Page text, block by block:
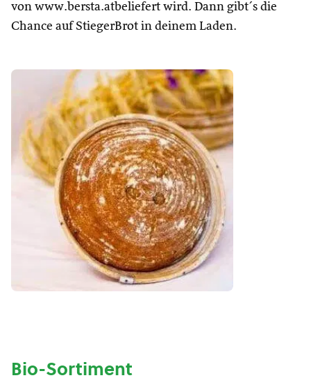
von www.bersta.atbeliefert wird. Dann gibt´s die
Chance auf StiegerBrot in deinem Laden.
Bio-Sortiment